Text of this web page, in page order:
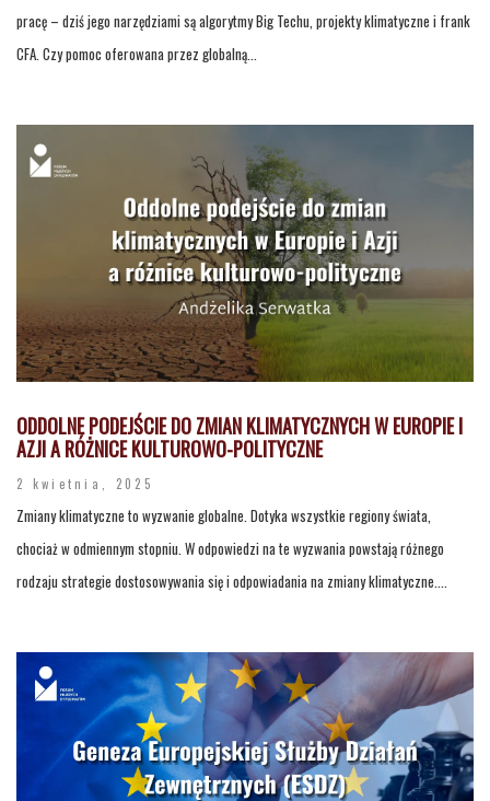
pracę – dziś jego narzędziami są algorytmy Big Techu, projekty klimatyczne i frank
CFA. Czy pomoc oferowana przez globalną...
ODDOLNE PODEJŚCIE DO ZMIAN KLIMATYCZNYCH W EUROPIE I
AZJI A RÓŻNICE KULTUROWO-POLITYCZNE
2 kwietnia, 2025
Zmiany klimatyczne to wyzwanie globalne. Dotyka wszystkie regiony świata,
chociaż w odmiennym stopniu. W odpowiedzi na te wyzwania powstają różnego
rodzaju strategie dostosowywania się i odpowiadania na zmiany klimatyczne....